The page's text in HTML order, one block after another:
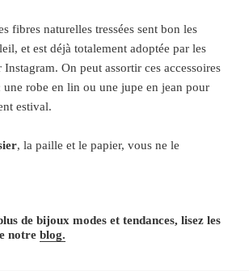
fibres naturelles tressées sent bon les
et est déjà totalement adoptée par les
Instagram. On peut assortir ces accessoires
une robe en lin ou une jupe en jean pour
estival.
, la paille et le papier, vous ne le
de bijoux modes et tendances, lisez les
notreblog.